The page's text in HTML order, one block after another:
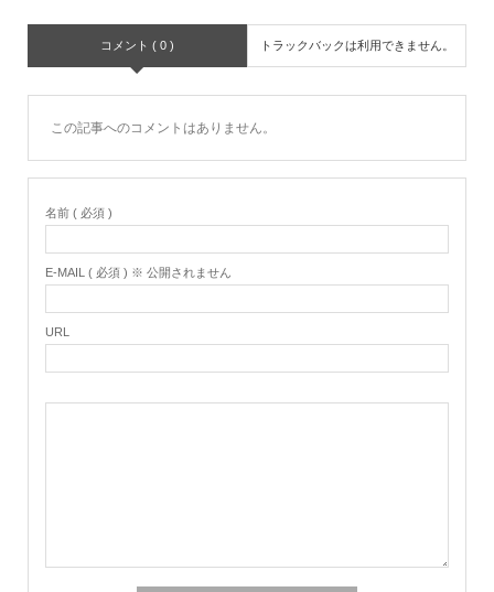
コメント ( 0 ) トラックバックは利用できません。
この記事へのコメントはありません。
名前 ( 必須 )
E-MAIL ( 必須 ) ※ 公開されません
URL